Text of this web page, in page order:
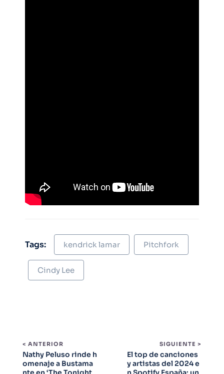
Tags: kendrick lamar Pitchfork
Cindy Lee
< ANTERIOR
Nathy Peluso rinde h
omenaje a Bustama
SIGUIENTE >
El top de canciones
y artistas del 2024 e